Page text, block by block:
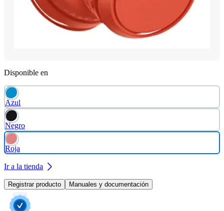
Disponible en
Azul
Negro
Roja
Ir a la tienda
Registrar producto Manuales y documentación